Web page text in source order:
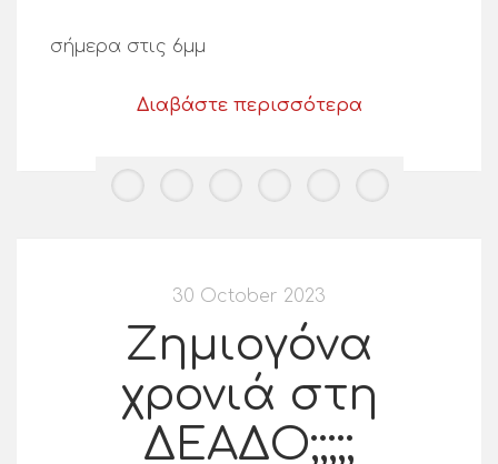
σήμερα στις 6μμ
Διαβάστε περισσότερα
30 October 2023
Ζημιογόνα
χρονιά στη
ΔΕΑΔΟ;;;;;